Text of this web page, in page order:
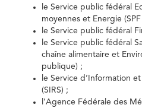
le Service public fédéral
moyennes et Energie
le Service public fédéral
le Service public fédéral
chaîne alimentaire et
publique) ;
le Service d’Information
(SIRS) ;
l’Agence Fédérale des